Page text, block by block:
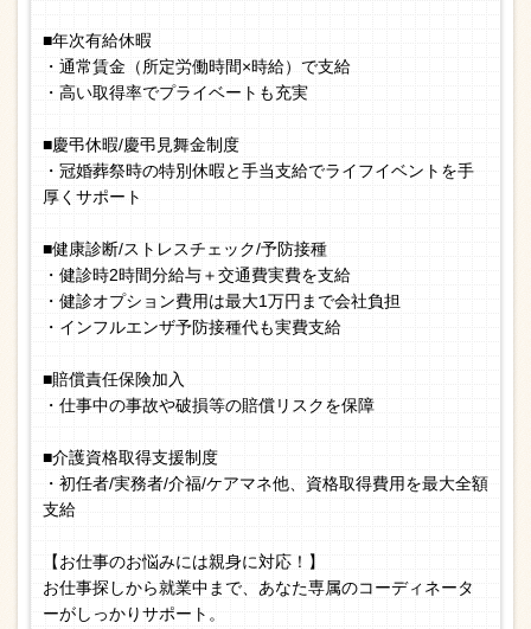
■年次有給休暇
・通常賃金（所定労働時間×時給）で支給
・高い取得率でプライベートも充実
■慶弔休暇/慶弔見舞金制度
・冠婚葬祭時の特別休暇と手当支給でライフイベントを手
厚くサポート
■健康診断/ストレスチェック/予防接種
・健診時2時間分給与＋交通費実費を支給
・健診オプション費用は最大1万円まで会社負担
・インフルエンザ予防接種代も実費支給
■賠償責任保険加入
・仕事中の事故や破損等の賠償リスクを保障
■介護資格取得支援制度
・初任者/実務者/介福/ケアマネ他、資格取得費用を最大全額
支給
【お仕事のお悩みには親身に対応！】
お仕事探しから就業中まで、あなた専属のコーディネータ
ーがしっかりサポート。